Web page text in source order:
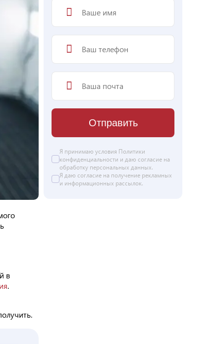
в
.
Отправить
Я принимаю условия Политики
конфиденциальности и даю согласие на
обработку персональных данных.
Я даю согласие на получение рекламных
и информационных рассылок.